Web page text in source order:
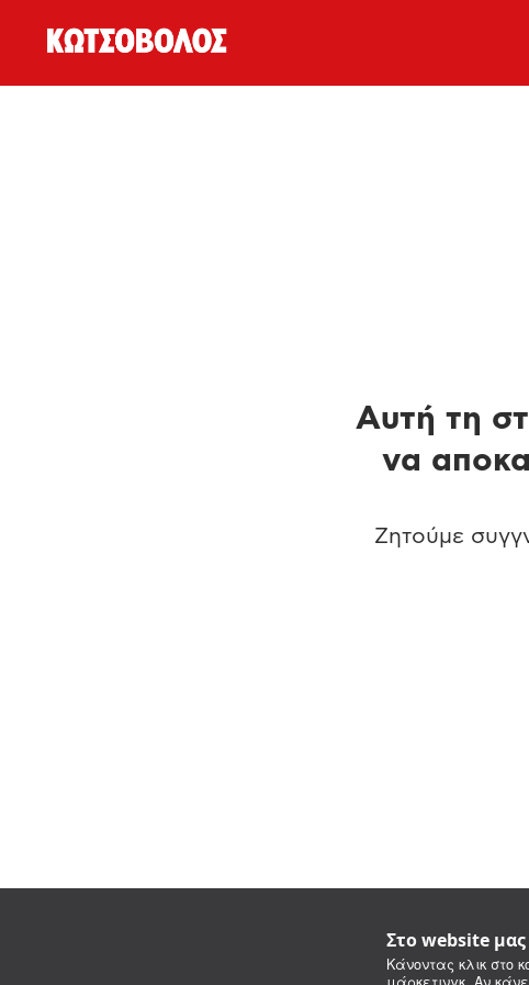
Στο website
Κάνοντας κλικ στο
Αυτή τη
να
Ζητούμε